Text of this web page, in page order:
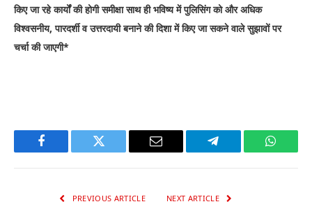
किए जा रहे कार्यों की होगी समीक्षा साथ ही भविष्य में पुलिसिंग को और अधिक
विश्वसनीय, पारदर्शी व उत्तरदायी बनाने की दिशा में किए जा सकने वाले सुझावों पर
चर्चा की जाएगी*
Facebook Twitter Email Telegram
PREVIOUS ARTICLE NEXT ARTICLE